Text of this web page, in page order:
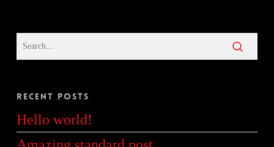
Recent Posts
Hello world!